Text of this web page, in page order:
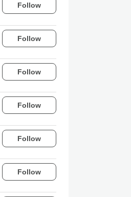
Follow
Follow
Follow
Follow
Follow
Follow